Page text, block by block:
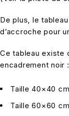
De plus, le
d’accroche pour
Ce tableau existe
encadrement noir :
Taille 40×40
Taille 60×60